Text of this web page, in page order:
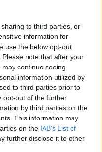
to third parties, or
information for
use the below opt-out
note that after your
continue seeing
information utilized by
to third parties prior to
opt-out of the further
by third parties on the
This information may
on the IAB’s List of
further disclose it to other
në aksin Fier-
Makina del nga
dhe përfundon në
plagoset